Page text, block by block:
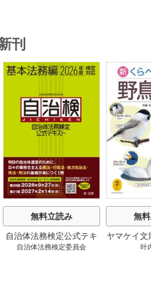
刊
無料立読み
自治体法務検定公式テキ
スト 基本法務編 ２０
自治体法務検定委員会
無
ヤマケイ文
わかる叶